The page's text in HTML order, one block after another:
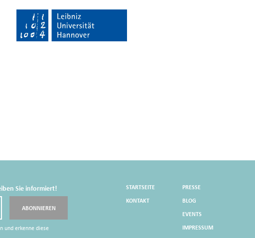
Sie informiert!
und erkenne diese
ABONNIEREN
STARTSEITE
KONTAKT
PRESSE
BLOG
EVENTS
IMPRESSUM